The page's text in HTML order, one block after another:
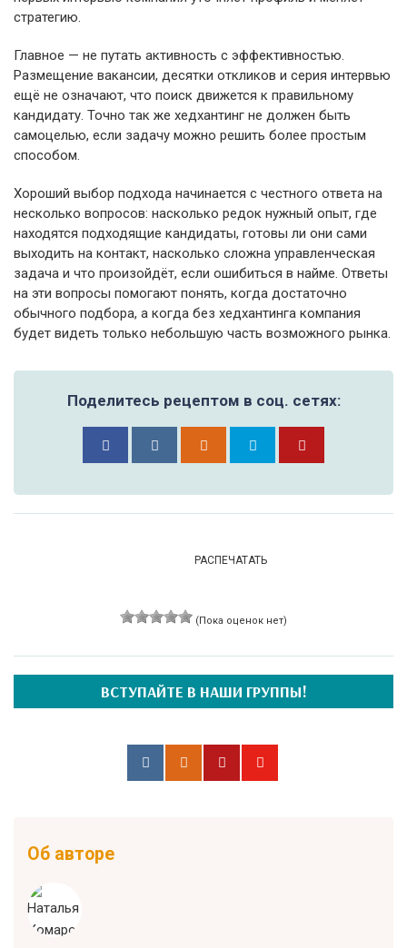
стратегию.
Главное — не путать активность с эффективностью.
Размещение вакансии, десятки откликов и серия интервью
ещё не означают, что поиск движется к правильному
кандидату. Точно так же хедхантинг не должен быть
самоцелью, если задачу можно решить более простым
способом.
Хороший выбор подхода начинается с честного ответа на
несколько вопросов: насколько редок нужный опыт, где
находятся подходящие кандидаты, готовы ли они сами
выходить на контакт, насколько сложна управленческая
задача и что произойдёт, если ошибиться в найме. Ответы
на эти вопросы помогают понять, когда достаточно
обычного подбора, а когда без хедхантинга компания
будет видеть только небольшую часть возможного рынка.
Поделитесь рецептом в соц. сетях:
РАСПЕЧАТАТЬ
(Пока оценок нет)
ВСТУПАЙТЕ В НАШИ ГРУППЫ!
Об авторе